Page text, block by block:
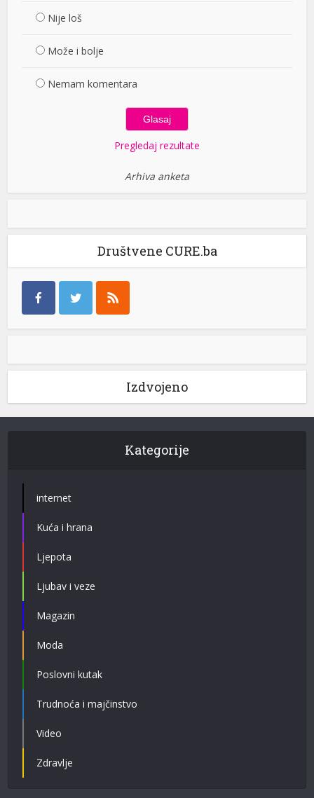
Nije loš
Može i bolje
Nemam komentara
Pregledaj rezultate
Arhiva anketa
Društvene CURE.ba
Izdvojeno
Kategorije
internet
Kuća i hrana
Ljepota
Ljubav i veze
Magazin
Moda
Poslovni kutak
Trudnoća i majčinstvo
Video
Zdravlje